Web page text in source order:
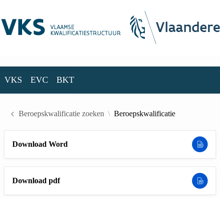
VKS EVC BKT
Beroepskwalificatie zoeken Beroepskwalificatie
Download Word
Download pdf